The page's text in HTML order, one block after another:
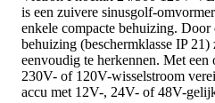
is een zuivere sinusgolf-
enkele compacte behuizing.
behuizing (beschermklasse IP
eenvoudig te herkennen. Met
230V- of 120V-wisselstroom
accu met 12V-, 24V- of 48V-